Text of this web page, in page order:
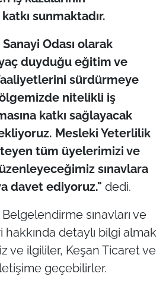
sunmaktadır.
Odası olarak
duyduğu eğitim ve
sürdürmeye
nitelikli iş
katkı sağlayacak
Mesleki Yeterlilik
tüm üyelerimizi ve
sınavlara
davet ediyoruz." dedi.
sınavları ve
detaylı bilgi almak
ve ilgililer, Keşan Ticaret ve
geçebilirler.